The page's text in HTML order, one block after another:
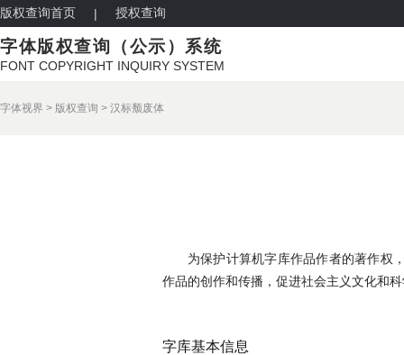
版权查询首页 | 授权查询
字体版权查询（公示）系统
FONT COPYRIGHT INQUIRY SYSTEM
字体视界 > 版权查询 > 汉标颓废体
为保护计算机字库作品作者的著作权
作品的创作和传播，促进社会主义文化和
字库基本信息